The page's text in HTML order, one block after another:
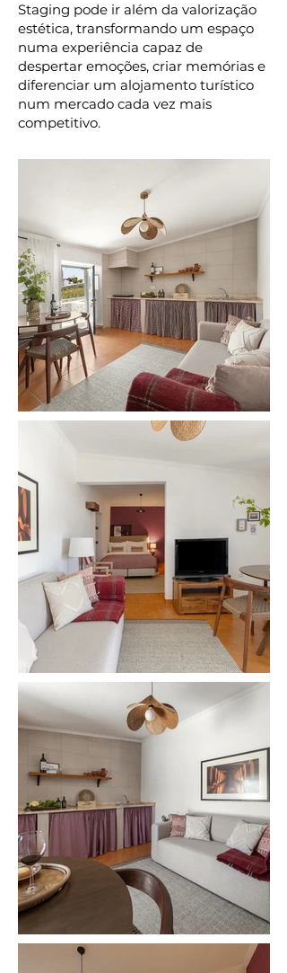
Staging pode ir além da valorização
estética, transformando um espaço
numa experiência capaz de
despertar emoções, criar memórias e
diferenciar um alojamento turístico
num mercado cada vez mais
competitivo.